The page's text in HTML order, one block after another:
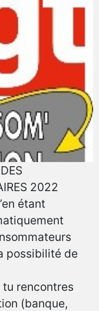
2022
étant
possibilité de
tu rencontres
(banque,